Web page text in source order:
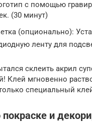
с помощью
(30 минут)
(опционально):
ленту для
склеить акрил
Клей мгновенно
специальный
и